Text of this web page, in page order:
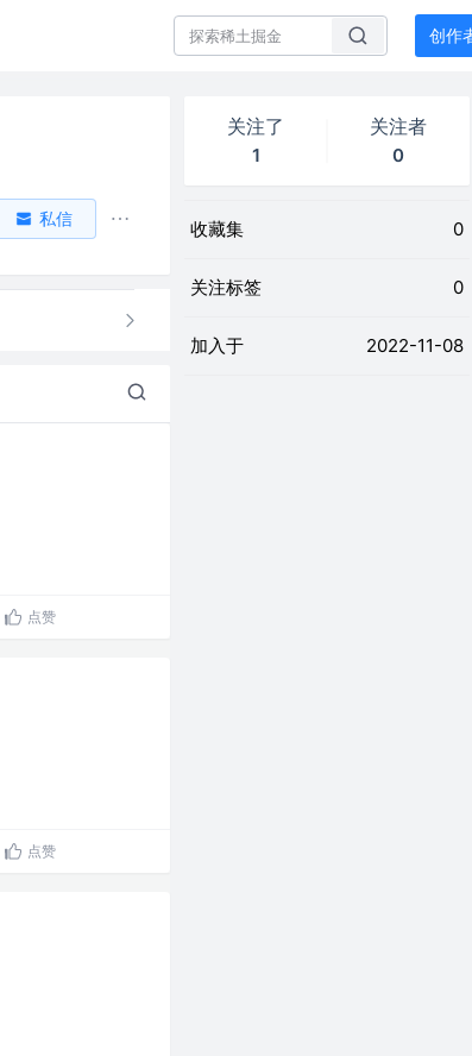
创作
私信
点赞
点赞
关注了
1
关注者
0
收藏集 0
关注标签 0
加入于 2022-11-08